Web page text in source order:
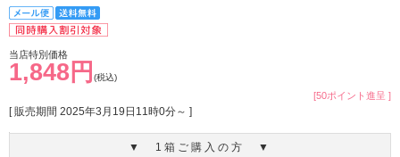
当店特別価格
1,848円 (税込)
[50ポイント進呈 ]
[ 販売期間 2025年3月19日11時0分～ ]
▼ 1箱ご購入の方 ▼